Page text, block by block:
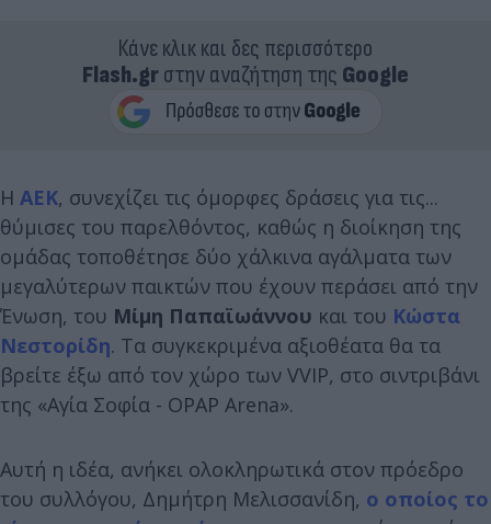
Κάνε κλικ και δες περισσότερο
Flash.grστην αναζήτηση της Google
Η ΑΕΚ, συνεχίζει τις όμορφες δράσεις για τις...
θύμισες του παρελθόντος, καθώς η διοίκηση της
ομάδας τοποθέτησε δύο χάλκινα αγάλματα των
μεγαλύτερων παικτών που έχουν περάσει από την
Ένωση, του Μίμη Παπαϊωάννου και του Κώστα
Νεστορίδη. Τα συγκεκριμένα αξιοθέατα θα τα
βρείτε έξω από τον χώρο των VVIP, στο σιντριβάνι
της «Αγία Σοφία - OPAP Arena».
Αυτή η ιδέα, ανήκει ολοκληρωτικά στον πρόεδρο
του συλλόγου, Δημήτρη Μελισσανίδη, ο οποίος το